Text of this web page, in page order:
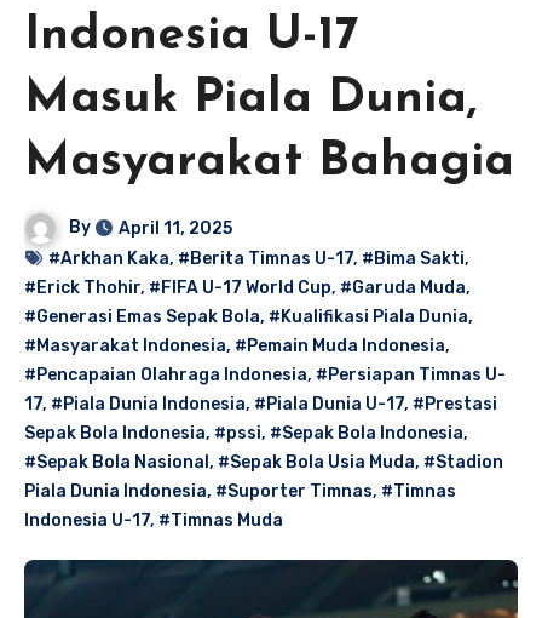
Indonesia U-17
Masuk Piala Dunia,
Masyarakat Bahagia
By
April 11, 2025
#Arkhan Kaka, #Berita Timnas U-17, #Bima Sakti,
#Erick Thohir, #FIFA U-17 World Cup, #Garuda Muda,
#Generasi Emas Sepak Bola, #Kualifikasi Piala Dunia,
#Masyarakat Indonesia, #Pemain Muda Indonesia,
#Pencapaian Olahraga Indonesia, #Persiapan Timnas U-
17, #Piala Dunia Indonesia, #Piala Dunia U-17, #Prestasi
Sepak Bola Indonesia, #pssi, #Sepak Bola Indonesia,
#Sepak Bola Nasional , #Sepak Bola Usia Muda, #Stadion
Piala Dunia Indonesia, #Suporter Timnas, #Timnas
Indonesia U-17, #Timnas Muda